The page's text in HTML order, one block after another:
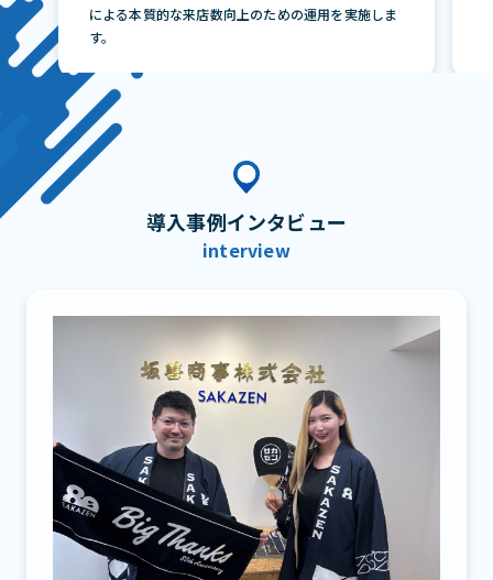
による本質的な来店数向上のための運用を実施しま
す。
導入事例インタビュー
interview